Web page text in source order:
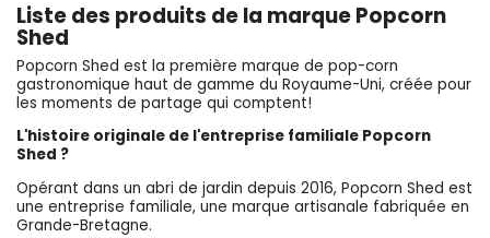
Liste des produits de la marque Popcorn
Shed
Popcorn Shed est la première marque de pop-corn
gastronomique haut de gamme du Royaume-Uni, créée pour
les moments de partage qui comptent!
L'histoire originale de l'entreprise familiale Popcorn
Shed ?
Opérant dans un abri de jardin depuis 2016, Popcorn Shed est
une entreprise familiale, une marque artisanale fabriquée en
Grande-Bretagne.